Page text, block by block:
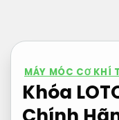
nội
dungMÁY MÓC CƠ KHÍ
Khóa